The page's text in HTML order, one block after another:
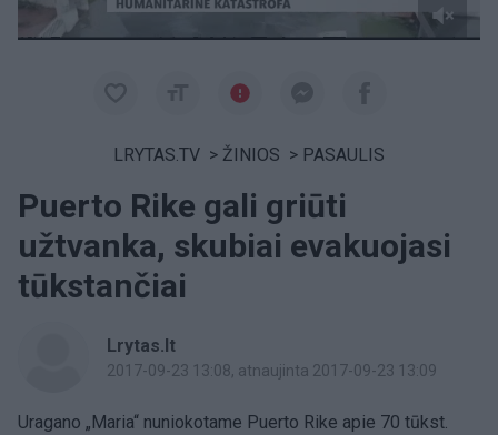
LRYTAS.TV > ŽINIOS > PASAULIS
Puerto Rike gali griūti
užtvanka, skubiai evakuojasi
tūkstančiai
Lrytas.lt
2017-09-23 13:08, atnaujinta 2017-09-23 13:09
Uragano „Maria“ nuniokotame Puerto Rike apie 70 tūkst.